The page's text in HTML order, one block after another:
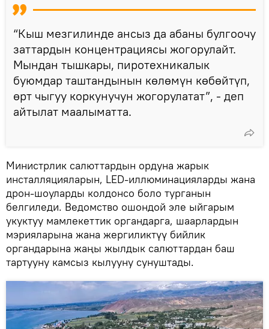
“Кыш мезгилинде ансыз да абаны булгоочу
заттардын концентрациясы жогорулайт.
Мындан тышкары, пиротехникалык
буюмдар таштандынын көлөмүн көбөйтүп,
өрт чыгуу коркунучун жогорулатат”, - деп
айтылат маалыматта.
Министрлик салюттардын ордуна жарык
инсталляцияларын, LED-иллюминацияларды жана
дрон-шоуларды колдонсо боло турганын
белгиледи. Ведомство ошондой эле ыйгарым
укуктуу мамлекеттик органдарга, шаарлардын
мэрияларына жана жергиликтүү бийлик
органдарына жаңы жылдык салюттардан баш
тартууну камсыз кылууну сунуштады.